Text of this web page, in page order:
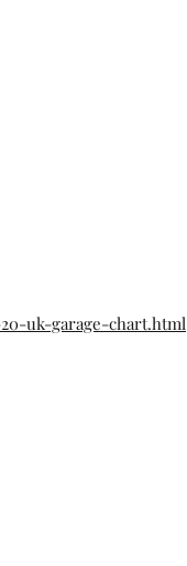
uk-garage-chart.html